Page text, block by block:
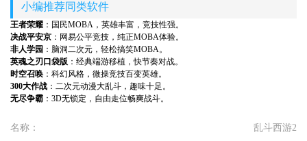
小编推荐同类软件
王者荣耀 ：国民MOBA，英雄丰富，竞技性强。
决战平安京 ：网易公平竞技，纯正MOBA体验。
非人学园 ：脑洞二次元，轻松搞笑MOBA。
英魂之刃口袋版 ：经典端游移植，快节奏对战。
时空召唤：科幻风格，微操竞技百变英雄。
300大作战 ：二次元动漫大乱斗，趣味十足。
无尽争霸 ：3D无锁定，自由走位畅爽战斗。
名称： 乱斗西游2